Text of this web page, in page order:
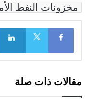
مخزونات النفط
Facebook
مقالات ذات صلة